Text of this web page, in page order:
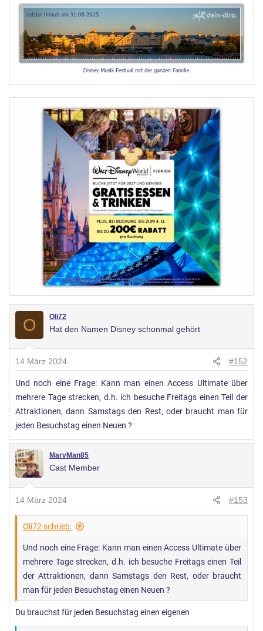
O Oli72
Hat den Namen Disney schonmal gehört
14 März 2024 #152
Und noch eine Frage: Kann man einen Access Ultimate über
mehrere Tage strecken, d.h. ich besuche Freitags einen Teil der
Attraktionen, dann Samstags den Rest, oder braucht man für
jeden Besuchstag einen Neuen ?
MarvMan85
Cast Member
14 März 2024 #153
Oli72 schrieb:
Und noch eine Frage: Kann man einen Access Ultimate über
mehrere Tage strecken, d.h. ich besuche Freitags einen Teil
der Attraktionen, dann Samstags den Rest, oder braucht
man für jeden Besuchstag einen Neuen ?
Du brauchst für jeden Besuchstag einen eigenen